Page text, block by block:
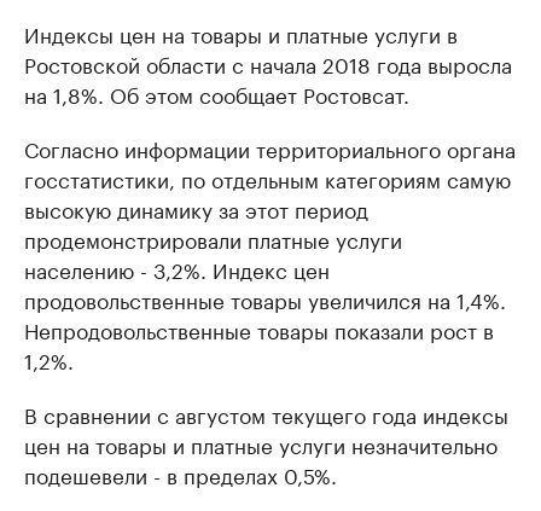
Индексы цен на товары и платные услуги в
Ростовской области с начала 2018 года выросла
на 1,8%. Об этом сообщает Ростовсат.
Согласно информации территориального органа
госстатистики, по отдельным категориям самую
высокую динамику за этот период
продемонстрировали платные услуги
населению - 3,2%. Индекс цен
продовольственные товары увеличился на 1,4%.
Непродовольственные товары показали рост в
1,2%.
В сравнении с августом текущего года индексы
цен на товары и платные услуги незначительно
подешевели - в пределах 0,5%.